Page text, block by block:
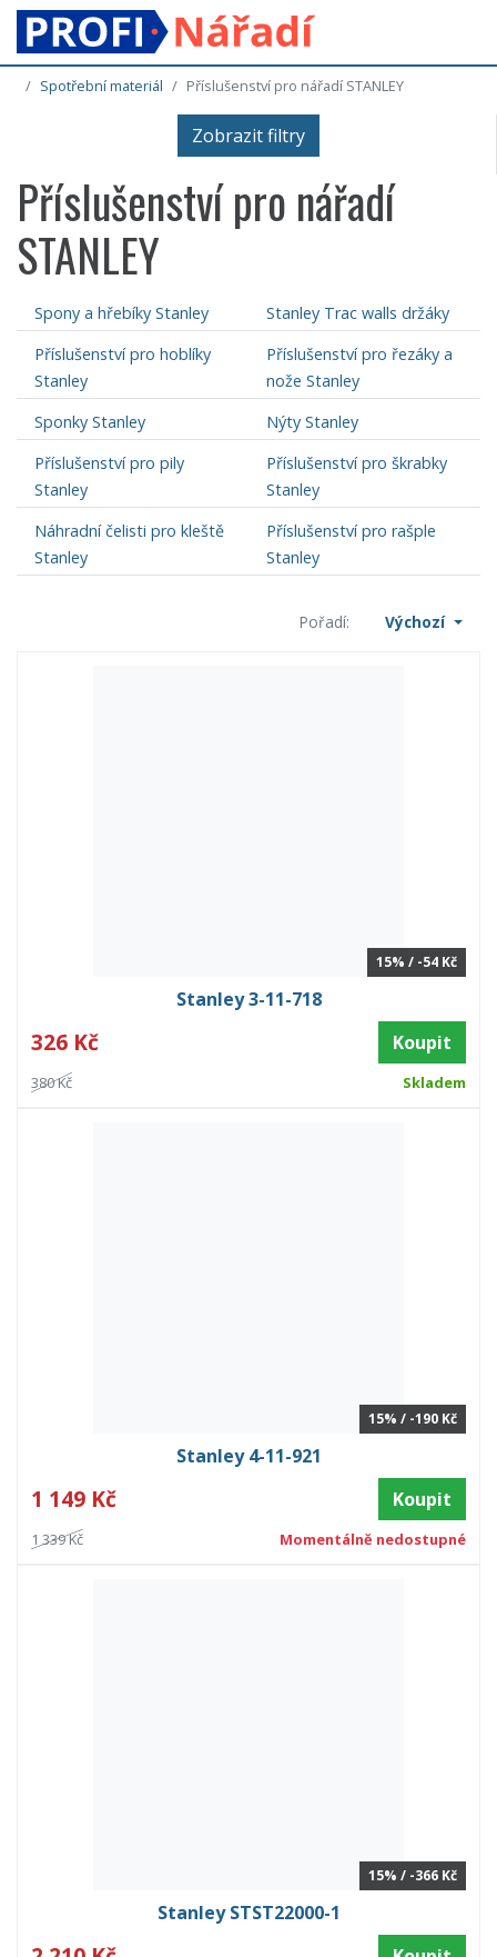
Spotřební materiál Příslušenství pro nářadí STANLEY
Zobrazit filtry
Příslušenství pro nářadí
STANLEY
Spony a hřebíky Stanley
Stanley Trac walls držáky
Příslušenství pro hoblíky
Stanley
Příslušenství pro řezáky a
nože Stanley
Sponky Stanley
Nýty Stanley
Příslušenství pro pily
Stanley
Příslušenství pro škrabky
Stanley
Náhradní čelisti pro kleště
Stanley
Příslušenství pro rašple
Stanley
Pořadí: Výchozí
15% / -54 Kč
Stanley 3-11-718
326 Kč Koupit
380 Kč Skladem
15% / -190 Kč
Stanley 4-11-921
1 149 Kč Koupit
1 339 Kč Momentálně nedostupné
15% / -366 Kč
Stanley STST22000-1